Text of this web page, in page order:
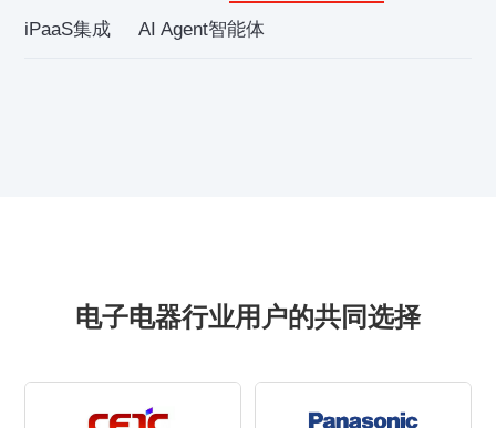
iPaaS集成
AI Agent智能体
电子电器行业用户的共同选择